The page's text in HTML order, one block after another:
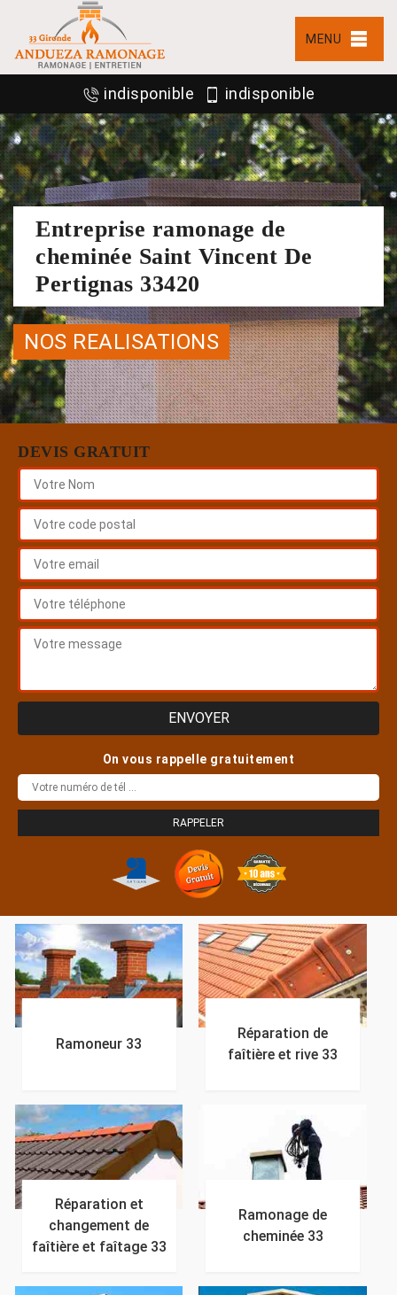
MENU
indisponible indisponible
Entreprise ramonage de
cheminée Saint Vincent De
Pertignas 33420
NOS REALISATIONS
DEVIS GRATUIT
On vous rappelle gratuitement
Ramoneur 33
Réparation de
faîtière et rive 33
Réparation et
changement de
faîtière et faîtage 33
Ramonage de
cheminée 33